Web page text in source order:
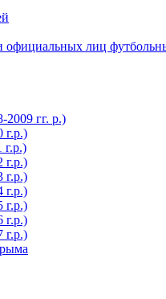
официальных лиц
гг. р.)